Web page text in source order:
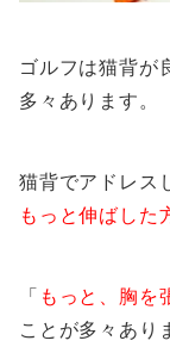
ゴルフは猫背が
多々あります。
猫背でアドレス
もっと伸ばした
「 もっと、胸を
ことが多々あり